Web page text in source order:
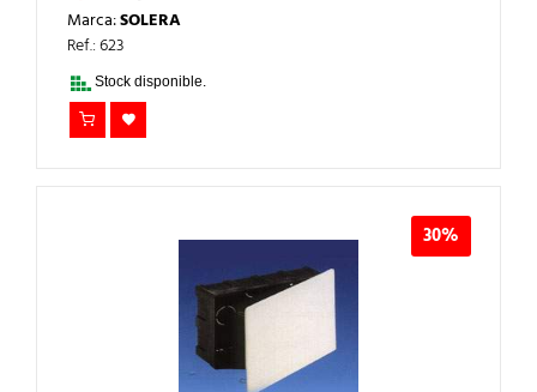
PRECIO
ORIGINAL
4,45€.
PRECIO
ACTUAL
3,12€.
Marca:SOLERA
Ref.: 623
Stock disponible.
30%